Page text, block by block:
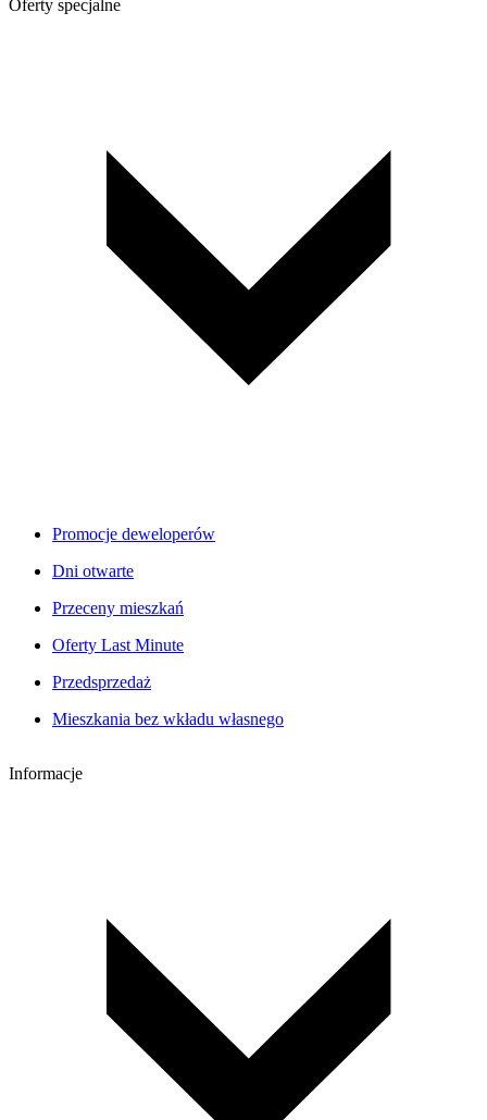
Oferty specjalne
Promocje deweloperów
Dni otwarte
Przeceny mieszkań
Oferty Last Minute
Przedsprzedaż
Mieszkania bez wkładu własnego
Informacje